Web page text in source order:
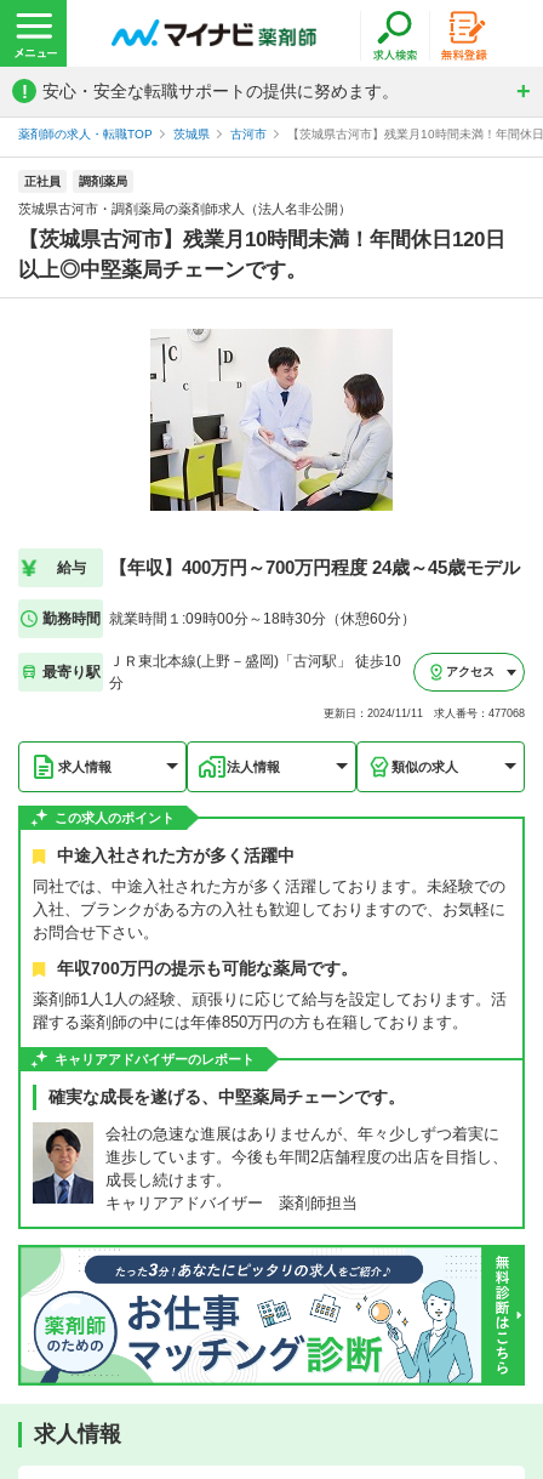
! 安心・安全な転職サポートの提供に努めます。
薬剤師の求人・転職TOP 茨城県 古河市 【茨城県古河市】残業月10時間未満！年間
正社員 調剤薬局
茨城県古河市・調剤薬局の薬剤師求人（法人名非公開）
【茨城県古河市】残業月10時間未満！年間休日120日
以上◎中堅薬局チェーンです。
給与 【年収】400万円～700万円程度 24歳～45歳モデル
勤務時間 就業時間１:09時00分～18時30分（休憩60分）
最寄り駅
ＪＲ東北本線(上野－盛岡)「古河駅」 徒歩10
分
アクセス
更新日：2024/11/11 求人番号：477068
求人情報 法人情報 類似の求人
この求人のポイント
中途入社された方が多く活躍中
同社では、中途入社された方が多く活躍しております。未経験での
入社、ブランクがある方の入社も歓迎しておりますので、お気軽に
お問合せ下さい。
年収700万円の提示も可能な薬局です。
薬剤師1人1人の経験、頑張りに応じて給与を設定しております。活
躍する薬剤師の中には年俸850万円の方も在籍しております。
キャリアアドバイザーのレポート
確実な成長を遂げる、中堅薬局チェーンです。
会社の急速な進展はありませんが、年々少しずつ着実に
進歩しています。今後も年間2店舗程度の出店を目指し、
成長し続けます。
キャリアアドバイザー 薬剤師担当
求人情報